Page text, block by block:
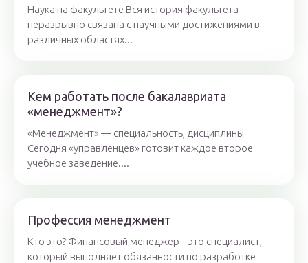
Наука на факультете Вся история факультета
неразрывно связана с научными достижениями в
различных областях...
Кем работать после бакалавриата
«менеджмент»?
«Менеджмент» — специальность, дисциплины
Сегодня «управленцев» готовит каждое второе
учебное заведение....
Профессия менеджмент
Кто это? Финансовый менеджер – это специалист,
который выполняет обязанности по разработке